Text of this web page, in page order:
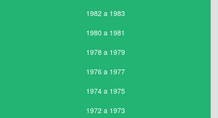
1982 a 1983
1980 a 1981
1978 a 1979
1976 a 1977
1974 a 1975
1972 a 1973